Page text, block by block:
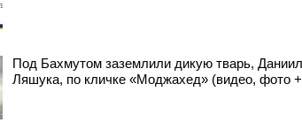
Под Бахмутом заземлили дикую тварь,
Ляшука, по кличке «Моджахед» (видео, фото